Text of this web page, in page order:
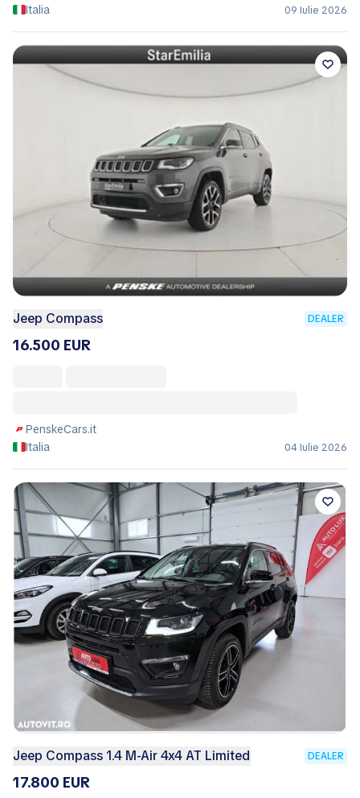
Italia
09 Iulie 2026
Jeep Compass DEALER
16.500 EUR
PenskeCars.it
Italia
04 Iulie 2026
Jeep Compass 1.4 M-Air 4x4 AT Limited DEALER
17.800 EUR